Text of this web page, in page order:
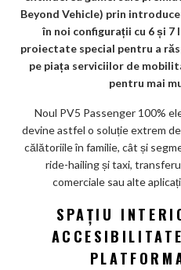
Beyond Vehicle) prin
în noi configurații cu 6 și 7
proiectate special pentru a
pe piața serviciilor de
pentru mai
Noul PV5 Passenger 100%
devine astfel o soluție extrem
călătoriile în familie, cât și
ride-hailing și taxi,
comerciale sau alte
SPAȚIU